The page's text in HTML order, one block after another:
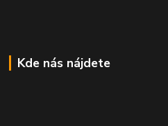
Kde nás nájdete